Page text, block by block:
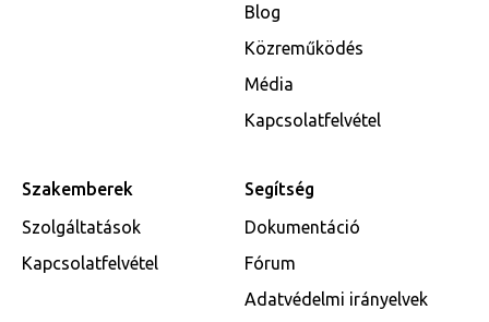
Blog
Közreműködés
Média
Kapcsolatfelvétel
Szakemberek
Szolgáltatások
Kapcsolatfelvétel
Segítség
Dokumentáció
Fórum
Adatvédelmi irányelvek